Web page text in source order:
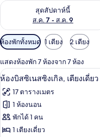
สุดสัปดาห์นี้
ส.ค. 7 - ส.ค. 9
ตรวจสอบจำนวนห้องพักว่างใ
ตัว
กรอง
ที่
มี
ให้
สำหรับ
ห้อง
พัก
ห้องพักทั้งหมด 1 เตียง 2 เตียง
แสดงห้องพัก 7 ห้องจาก 7 ห้อง
เปิด
ภาพถ่าย
ทั้งหมด
ของ
ห้อ
12
ห้องบิสซิเนสซิงเกิล, เตียงเดี่ย
17 ตารางเมตร
1 ห้องนอน
พักได้ 1 คน
1 เตียงเดี่ยว